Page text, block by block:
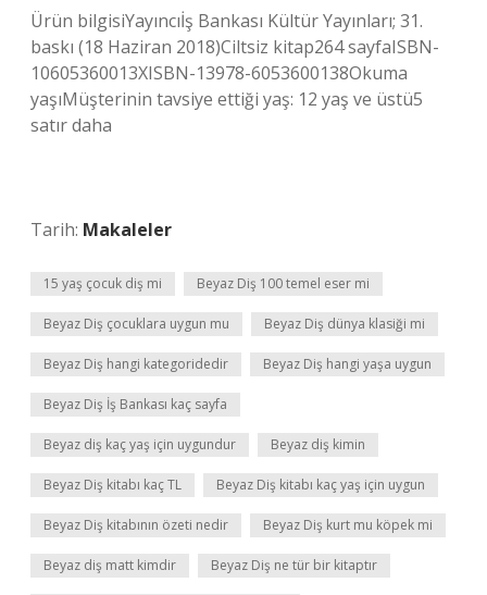
Ürün bilgisiYayıncı‎İş Bankası Kültür Yayınları; 31.
baskı (18 Haziran 2018)Ciltsiz kitap264 sayfaISBN-
10‎605360013XISBN-13‎978-6053600138Okuma
yaşıMüşterinin tavsiye ettiği yaş: 12 yaş ve üstü5
satır daha
Tarih: Makaleler
15 yaş çocuk diş mi Beyaz Diş 100 temel eser mi
Beyaz Diş çocuklara uygun mu Beyaz Diş dünya klasiği mi
Beyaz Diş hangi kategoridedir Beyaz Diş hangi yaşa uygun
Beyaz Diş İş Bankası kaç sayfa
Beyaz diş kaç yaş için uygundur Beyaz diş kimin
Beyaz Diş kitabı kaç TL Beyaz Diş kitabı kaç yaş için uygun
Beyaz Diş kitabının özeti nedir Beyaz Diş kurt mu köpek mi
Beyaz diş matt kimdir Beyaz Diş ne tür bir kitaptır